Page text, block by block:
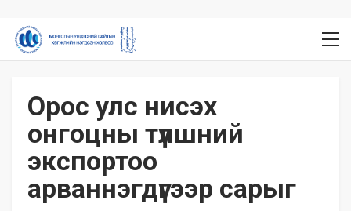
Орос улс нисэх
онгоцны түлшний
экспортоо
арваннэгдүгээр сарыг